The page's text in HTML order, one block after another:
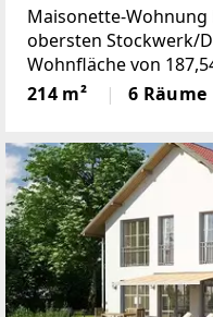
Maisonette-Wohnung
obersten Stockwerk/
Wohnfläche von
über ein Kellerabteil
sowie einen Carport-
214 m² 6 Räume